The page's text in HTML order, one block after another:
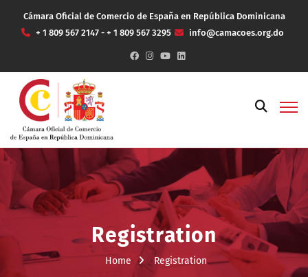
Cámara Oficial de Comercio de España en República Dominicana
+ 1 809 567 2147 - + 1 809 567 3295
info@camacoes.org.do
Registration
Home Registration